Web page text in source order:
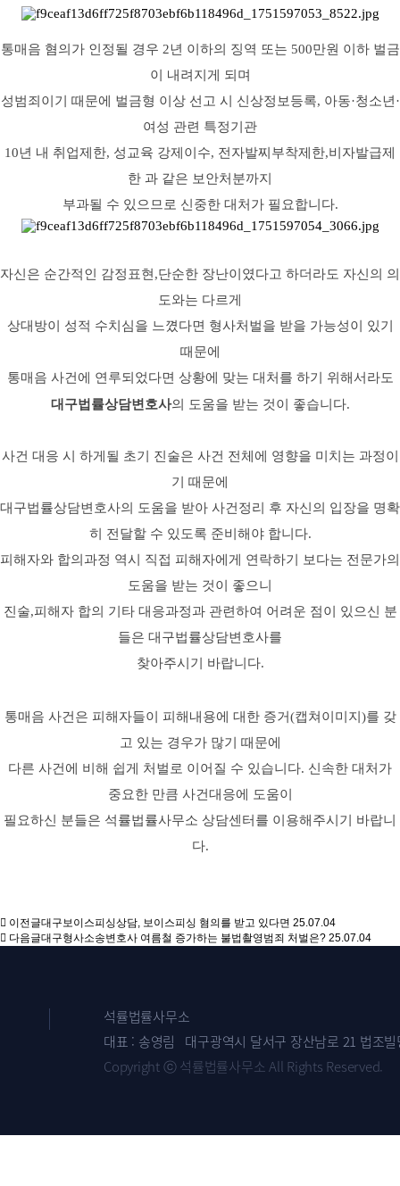
통매음 혐의가 인정될 경우 2년 이하의 징역 또는 500만원 이하 벌금
이 내려지게 되며
성범죄이기 때문에 벌금형 이상 선고 시 신상정보등록, 아동·청소년·
여성 관련 특정기관
10년 내 취업제한, 성교육 강제이수, 전자발찌부착제한,비자발급제
한 과 같은 보안처분까지
부과될 수 있으므로 신중한 대처가 필요합니다.
자신은 순간적인 감정표현,단순한 장난이였다고 하더라도 자신의 의
도와는 다르게
상대방이 성적 수치심을 느꼈다면 형사처벌을 받을 가능성이 있기
때문에
통매음 사건에 연루되었다면 상황에 맞는 대처를 하기 위해서라도
대구법률상담변호사의 도움을 받는 것이 좋습니다.
사건 대응 시 하게될 초기 진술은 사건 전체에 영향을 미치는 과정이
기 때문에
대구법률상담변호사의 도움을 받아 사건정리 후 자신의 입장을 명확
히 전달할 수 있도록 준비해야 합니다.
피해자와 합의과정 역시 직접 피해자에게 연락하기 보다는 전문가의
도움을 받는 것이 좋으니
진술,피해자 합의 기타 대응과정과 관련하여 어려운 점이 있으신 분
들은 대구법률상담변호사를
찾아주시기 바랍니다.
통매음 사건은 피해자들이 피해내용에 대한 증거(캡쳐이미지)를 갖
고 있는 경우가 많기 때문에
다른 사건에 비해 쉽게 처벌로 이어질 수 있습니다. 신속한 대처가
중요한 만큼 사건대응에 도움이
필요하신 분들은 석률법률사무소 상담센터를 이용해주시기 바랍니
다.
이전글대구보이스피싱상담, 보이스피싱 혐의를 받고 있다면 25.07.04
다음글대구형사소송변호사 여름철 증가하는 불법촬영범죄 처벌은? 25.07.04
석률법률사무소
대표 : 송영림 대구광역시 달서구 장산남로 21 법조
Copyright ⓒ 석률법률사무소 All Rights Reserved.